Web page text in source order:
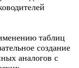
таблиц
создание
аналогов с